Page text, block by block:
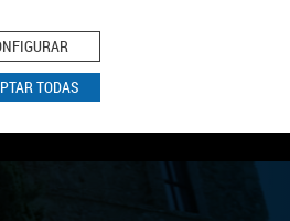
TODAS
de Cookies
BUSCAR